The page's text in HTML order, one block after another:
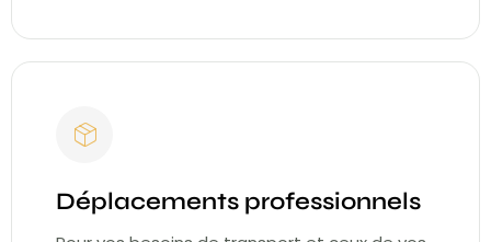
Déplacements professionnels